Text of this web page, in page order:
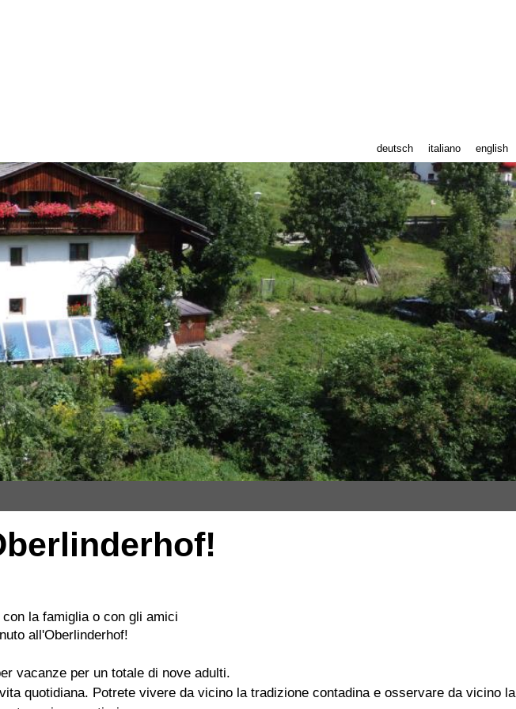
deutsch italiano english
la famiglia o con gli amici
all'Oberlinderhof!
vacanze per un totale di nove adulti.
quotidiana. Potrete vivere da vicino la tradizione contadina e osservare da vicino la